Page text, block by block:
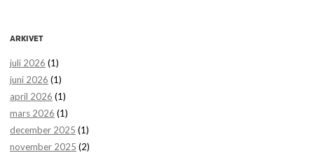
ARKIVET
juli 2026 (1)
juni 2026 (1)
april 2026 (1)
mars 2026 (1)
december 2025 (1)
november 2025 (2)